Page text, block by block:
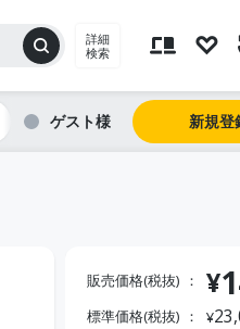
詳細
検索
ゲスト 新規登
販売価格(税抜) ¥
標準価格(税抜) ¥